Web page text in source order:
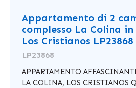
Appartamento di 2
complesso La Colina
Los Cristianos LP23868
LP23868
APPARTAMENTO
LA COLINA, LOS CRISTIANOS